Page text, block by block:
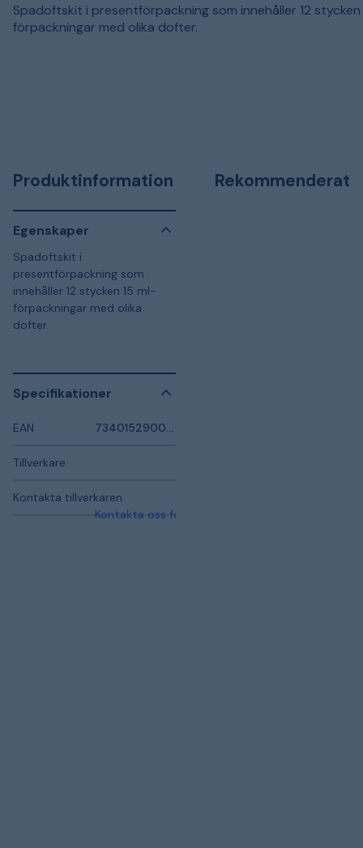
Spadoftskit i presentförpackning som innehåller 12 stycken
förpackningar med olika dofter.
Produktinformation
Egenskaper
Spadoftskit i
presentförpackning som
innehåller 12 stycken 15 ml-
förpackningar med olika
dofter.
Specifikationer
EAN 7340152900449
Tillverkare
Kontakta tillverkaren
Kontakta oss för mer information
Rekommenderat